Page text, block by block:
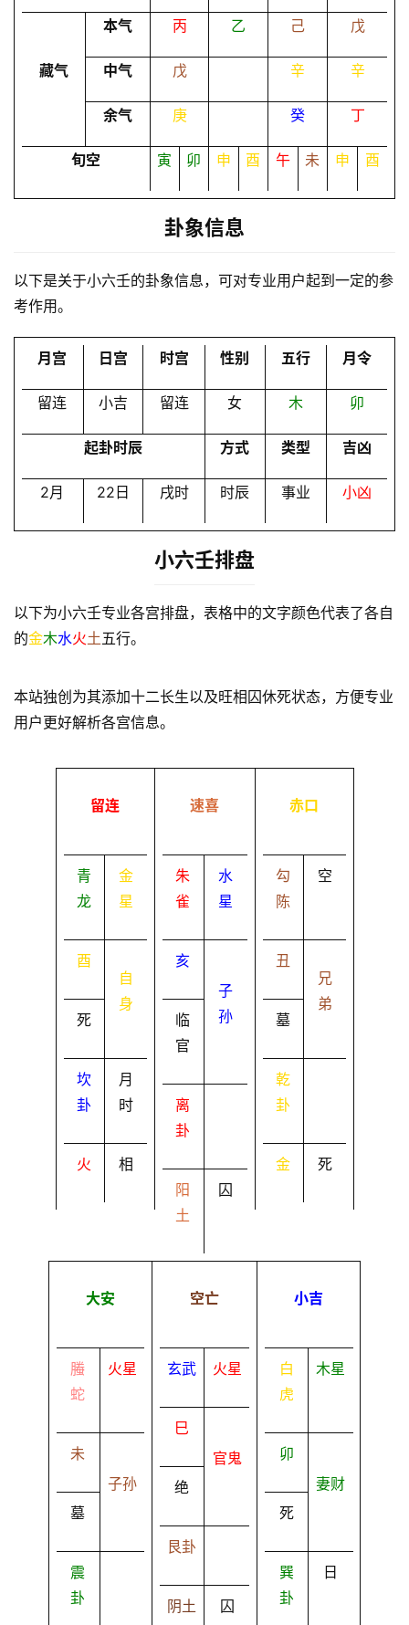
服
务
员
登录 注册
本气 丙 乙 己 戊
藏气 中气 戊 辛 辛
余气 庚 癸 丁
旬空 寅 卯 申 酉 午 未 申 酉
卦象信息
以下是关于小六壬的卦象信息，可对专业用户起到一定的参
考作用。
月宫 日宫 时宫 性别 五行 月令
留连 小吉 留连 女 木 卯
起卦时辰 方式 类型 吉凶
2月 22日 戌时 时辰 事业 小凶
小六壬排盘
以下为小六壬专业各宫排盘，表格中的文字颜色代表了各自
的金木水火土五行。
本站独创为其添加十二长生以及旺相囚休死状态，方便专业
用户更好解析各宫信息。
留连
青
龙
金
星
酉
死
自
身
坎
卦
月
时
火 相
速喜
朱
雀
水
星
亥
临
官
子
孙
离
卦
阳
土
囚
赤口
勾
陈
空
丑
墓
兄
弟
乾
卦
金 死
大安
螣
蛇
火星
未
墓
子孙
震
卦
空亡
玄武 火星
巳
绝
官鬼
艮卦
阴土 囚
小吉
白
虎
木星
卯
死
妻财
巽
卦
日